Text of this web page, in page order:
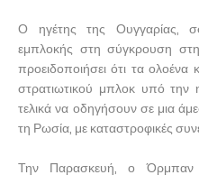
Ο ηγέτης της Ουγγαρίας,
εμπλοκής στη σύγκρουση
προειδοποιήσει ότι τα ολοένα
στρατιωτικού μπλοκ υπό
τελικά να οδηγήσουν σε μια
τη Ρωσία, με καταστροφικές
Την Παρασκευή, ο Όρμπαν